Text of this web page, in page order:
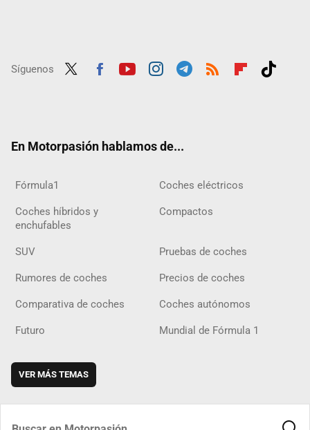
Síguenos
En Motorpasión hablamos de...
Fórmula1 Coches eléctricos
Coches híbridos y
enchufables
Compactos
SUV Pruebas de coches
Rumores de coches Precios de coches
Comparativa de coches Coches autónomos
Futuro Mundial de Fórmula 1
VER MÁS TEMAS